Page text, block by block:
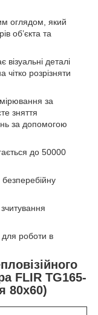
оглядом, який
об’єкта та
деталі
розрізняти
за
зняття
за допомогою
до 50000
безперебійну
для роботи в
FLIR TG165-
80x60)